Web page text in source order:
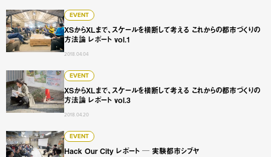
EVENT
XSからXLまで、スケールを横断して考える これからの都市づくりの
方法論 レポート vol.1
2018.04.04
XSからXLまで、スケールを横断して考える これからの都
EVENT
XSからXLまで、スケールを横断して考える これからの都市づくりの
方法論 レポート vol.3
2018.04.20
XSからXLまで、スケールを横断して考える これからの都
EVENT
Hack Our City レポート ─ 実験都市シブヤ
Hack Our City レポート ─ 実験都市シブヤ